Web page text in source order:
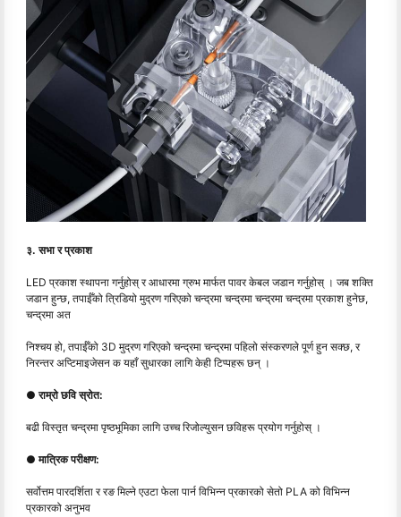
३. सभा र प्रकाश
LED प्रकाश स्थापना गर्नुहोस् र आधारमा ग्रुभ मार्फत पावर केबल जडान गर्नुहोस् । जब शक्ति
जडान हुन्छ, तपाईँको त्रिडियो मुद्रण गरिएको चन्द्रमा चन्द्रमा चन्द्रमा चन्द्रमा प्रकाश हुनेछ,
चन्द्रमा अत
निश्चय हो, तपाईँको 3D मुद्रण गरिएको चन्द्रमा चन्द्रमा पहिलो संस्करणले पूर्ण हुन सक्छ, र
निरन्तर अप्टिमाइजेसन क यहाँ सुधारका लागि केही टिप्पहरू छन् ।
● राम्रो छवि स्रोत:
बढी विस्तृत चन्द्रमा पृष्ठभूमिका लागि उच्च रिजोल्युसन छविहरू प्रयोग गर्नुहोस् ।
● मात्रिक परीक्षण:
सर्वोत्तम पारदर्शिता र रङ मिल्ने एउटा फेला पार्न विभिन्न प्रकारको सेतो PLA को विभिन्न
प्रकारको अनुभव